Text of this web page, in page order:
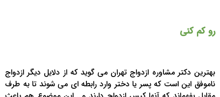
رو کم کنی
بهترین دکتر مشاوره ازدواج تهران می گوید که از دلایل دیگر ازدواج
ناموفق این است که پسر یا دختر وارد رابطه ای می شوند تا به طرف